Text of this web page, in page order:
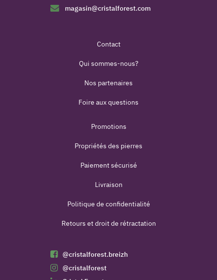
magasin@cristalforest.com
Contact
Qui sommes-nous?
Nos partenaires
Foire aux questions
Promotions
Propriétés des pierres
Paiement sécurisé
Livraison
Politique de confidentialité
Retours et droit de rétractation
@cristalforest.breizh
@cristalforest